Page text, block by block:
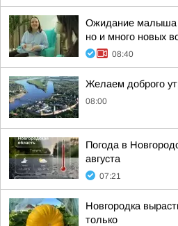
Ожидание малыша
но и много новых
08:40
Желаем доброго
08:00
Погода в
августа
07:21
Новгородка
только